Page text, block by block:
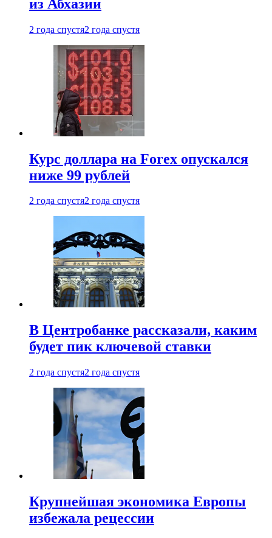
из Абхазии
2 года спустя2 года спустя
Курс доллара на Forex опускался
ниже 99 рублей
2 года спустя2 года спустя
В Центробанке рассказали, каким
будет пик ключевой ставки
2 года спустя2 года спустя
Крупнейшая экономика Европы
избежала рецессии